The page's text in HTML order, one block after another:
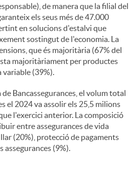
de manera que la filial del
els seus més de 47.000
en solucions d'estalvi que
sostingut de l'economia. La
que és majoritària (67% del
majoritàriament per productes
(39%).
Bancassegurances, el volum total
el 2024 va assolir els 25,5 milions
l'exercici anterior. La composició
entre assegurances de vida
(20%), protecció de pagaments
assegurances (9%).